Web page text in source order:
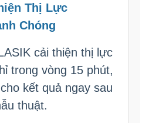
Thị Lực
Chóng
cải thiện thị lực
trong vòng 15 phút,
kết quả ngay sau
thuật.